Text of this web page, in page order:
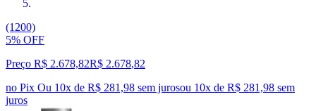
(1200)
5% OFF
Preço R$ 2.678,82R$ 2.678,82
no Pix Ou 10x de R$ 281,98 sem jurosou 10x de R$ 281,98 sem
juros